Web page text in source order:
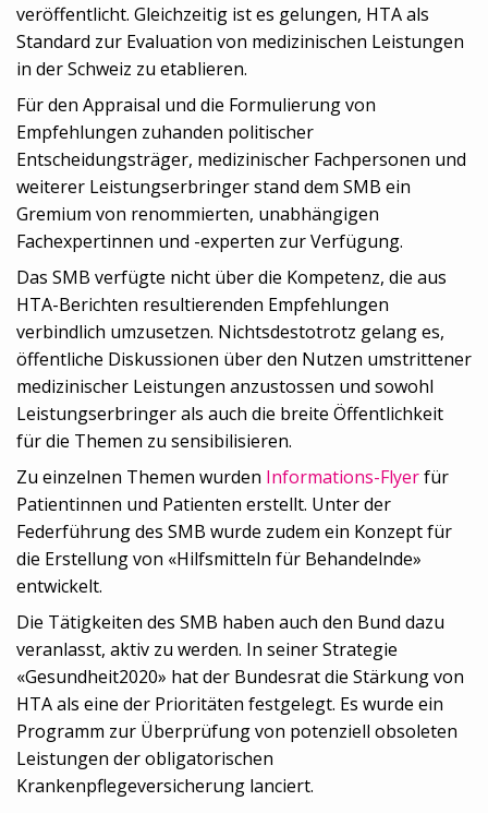
veröffentlicht. Gleichzeitig ist es gelungen, HTA als
Standard zur Evaluation von medizinischen Leistungen
in der Schweiz zu etablieren.
Für den Appraisal und die Formulierung von
Empfehlungen zuhanden politischer
Entscheidungsträger, medizinischer Fachpersonen und
weiterer Leistungserbringer stand dem SMB ein
Gremium von renommierten, unabhängigen
Fachexpertinnen und -experten zur Verfügung.
Das SMB verfügte nicht über die Kompetenz, die aus
HTA-Berichten resultierenden Empfehlungen
verbindlich umzusetzen. Nichtsdestotrotz gelang es,
öffentliche Diskussionen über den Nutzen umstrittener
medizinischer Leistungen anzustossen und sowohl
Leistungserbringer als auch die breite Öffentlichkeit
für die Themen zu sensibilisieren.
Zu einzelnen Themen wurden Informations-Flyerfür
Patientinnen und Patienten erstellt. Unter der
Federführung des SMB wurde zudem ein Konzept für
die Erstellung von «Hilfsmitteln für Behandelnde»
entwickelt.
Die Tätigkeiten des SMB haben auch den Bund dazu
veranlasst, aktiv zu werden. In seiner Strategie
«Gesundheit2020» hat der Bundesrat die Stärkung von
HTA als eine der Prioritäten festgelegt. Es wurde ein
Programm zur Überprüfung von potenziell obsoleten
Leistungen der obligatorischen
Krankenpflegeversicherung lanciert.